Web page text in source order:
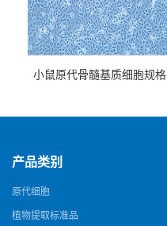
小鼠原代骨髓基质细胞规格
产品类别
原代细胞
植物提取标准品